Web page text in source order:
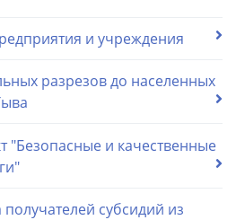
и учреждения
разрезов до населенных
"Безопасные и качественные
субсидий из